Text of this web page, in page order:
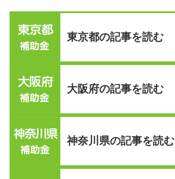
東京都の記事を読む
大阪府の記事を読む
神奈川県の記事を読む